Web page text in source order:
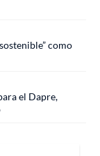
como
el Dapre,